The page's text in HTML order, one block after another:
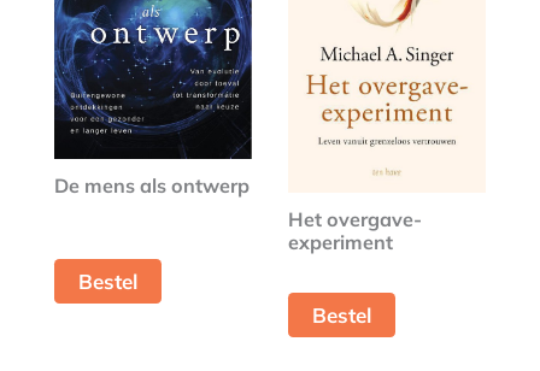
De mens als ontwerp
Bestel
Het overgave-
experiment
Bestel